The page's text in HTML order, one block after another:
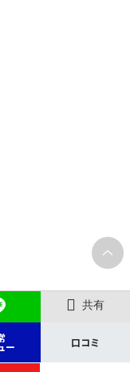
共有
ー 口コミ